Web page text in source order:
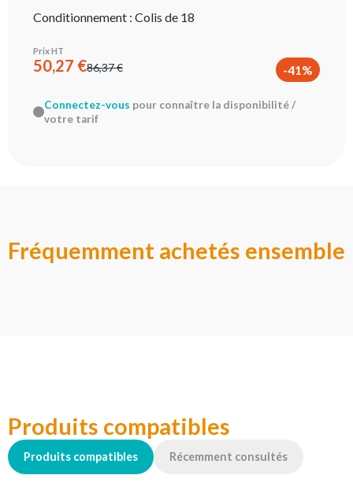
Conditionnement : Colis de 18
Prix HT
50,27 €86,37 € -41%
Connectez-vous pour connaître la disponibilité /
votre tarif
Fréquemment achetés ensemble
Produits compatibles
Produits compatibles Récemment consultés